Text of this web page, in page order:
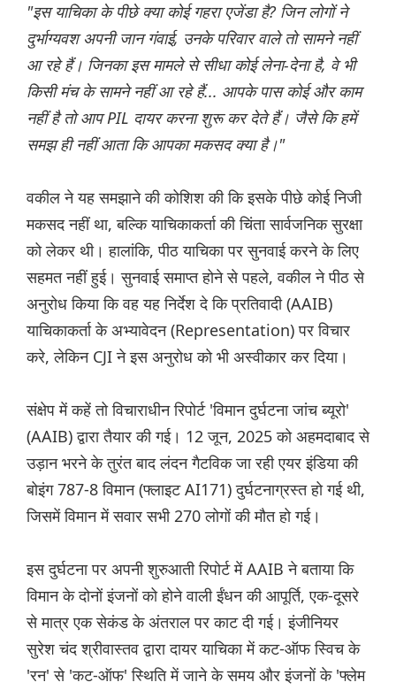
"इस याचिका के पीछे क्या कोई गहरा एजेंडा है? जिन लोगों ने
दुर्भाग्यवश अपनी जान गंवाई, उनके परिवार वाले तो सामने नहीं
आ रहे हैं। जिनका इस मामले से सीधा कोई लेना-देना है, वे भी
किसी मंच के सामने नहीं आ रहे हैं... आपके पास कोई और काम
नहीं है तो आप PIL दायर करना शुरू कर देते हैं। जैसे कि हमें
समझ ही नहीं आता कि आपका मकसद क्या है।"
वकील ने यह समझाने की कोशिश की कि इसके पीछे कोई निजी
मकसद नहीं था, बल्कि याचिकाकर्ता की चिंता सार्वजनिक सुरक्षा
को लेकर थी। हालांकि, पीठ याचिका पर सुनवाई करने के लिए
सहमत नहीं हुई। सुनवाई समाप्त होने से पहले, वकील ने पीठ से
अनुरोध किया कि वह यह निर्देश दे कि प्रतिवादी (AAIB)
याचिकाकर्ता के अभ्यावेदन (Representation) पर विचार
करे, लेकिन CJI ने इस अनुरोध को भी अस्वीकार कर दिया।
संक्षेप में कहें तो विचाराधीन रिपोर्ट 'विमान दुर्घटना जांच ब्यूरो'
(AAIB) द्वारा तैयार की गई। 12 जून, 2025 को अहमदाबाद से
उड़ान भरने के तुरंत बाद लंदन गैटविक जा रही एयर इंडिया की
बोइंग 787-8 विमान (फ्लाइट AI171) दुर्घटनाग्रस्त हो गई थी,
जिसमें विमान में सवार सभी 270 लोगों की मौत हो गई।
इस दुर्घटना पर अपनी शुरुआती रिपोर्ट में AAIB ने बताया कि
विमान के दोनों इंजनों को होने वाली ईंधन की आपूर्ति, एक-दूसरे
से मात्र एक सेकंड के अंतराल पर काट दी गई। इंजीनियर
सुरेश चंद श्रीवास्तव द्वारा दायर याचिका में कट-ऑफ स्विच के
'रन' से 'कट-ऑफ' स्थिति में जाने के समय और इंजनों के 'फ्लेम